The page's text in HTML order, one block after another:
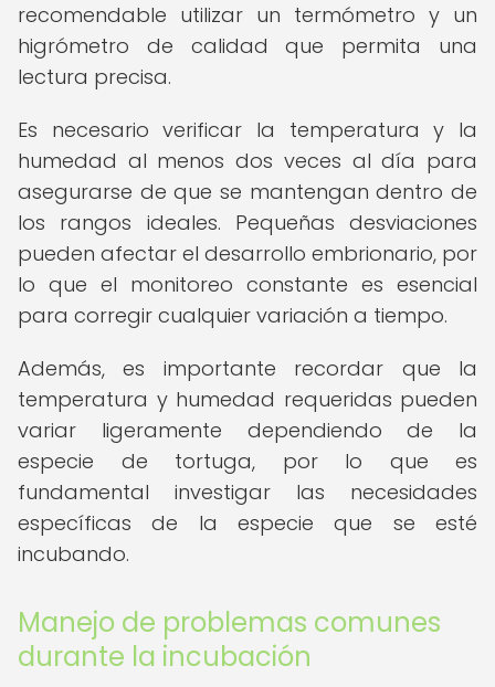
recomendable utilizar un termómetro y un
higrómetro de calidad que permita una
lectura precisa.
Es necesario verificar la temperatura y la
humedad al menos dos veces al día para
asegurarse de que se mantengan dentro de
los rangos ideales. Pequeñas desviaciones
pueden afectar el desarrollo embrionario, por
lo que el monitoreo constante es esencial
para corregir cualquier variación a tiempo.
Además, es importante recordar que la
temperatura y humedad requeridas pueden
variar ligeramente dependiendo de la
especie de tortuga, por lo que es
fundamental investigar las necesidades
específicas de la especie que se esté
incubando.
Manejo de problemas comunes
durante la incubación